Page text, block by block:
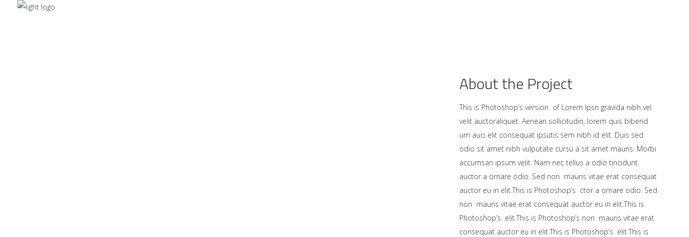
About the Project
This is Photoshop’s version of Lorem Ipsn gravida nibh vel
velit auctoraliquet. Aenean sollicitudin, lorem quis bibend
um auci elit consequat ipsutis sem nibh id elit. Duis sed
odio sit amet nibh vulputate cursu a sit amet mauris. Morbi
accumsan ipsum velit. Nam nec tellus a odio tincidunt
auctor a ornare odio. Sed non mauris vitae erat consequat
auctor eu in elit.This is Photoshop’s ctor a ornare odio. Sed
non mauris vitae erat consequat auctor eu in elit.This is
Photoshop’s elit.This is Photoshop’s non mauris vitae erat
consequat auctor eu in elit.This is Photoshop’s elit.This is